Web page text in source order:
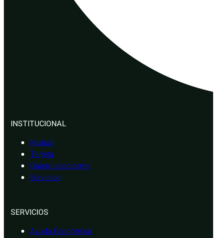
INSTITUCIONAL
Mutual
Tarjeta
Quiero asociarme
Servicios
SERVICIOS
Ayuda Económica